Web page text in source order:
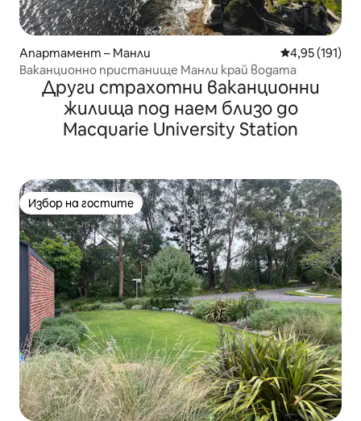
Апартамент – Манли Средна
4,95 (191)
Ваканционно пристанище Манли край водата
Други страхотни ваканционни
жилища под наем близо до
Macquarie University Station
Избор на гостите
Избор на гостите